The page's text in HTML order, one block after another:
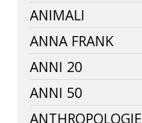
ANIMALI
ANNA FRANK
ANNI 20
ANNI 50
ANTHROPOLOGIE